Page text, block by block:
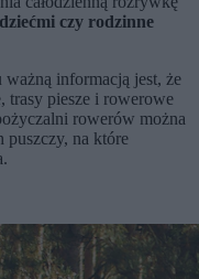
czy rodzinne
informacją jest, że
trasy piesze i rowerowe
rowerów można
puszczy, na które